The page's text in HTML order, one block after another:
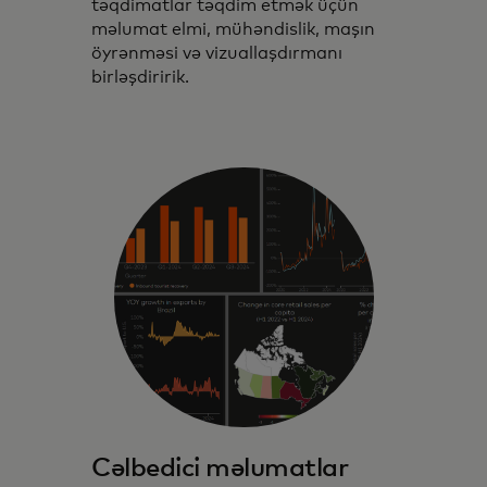
təqdimatlar təqdim etmək üçün
məlumat elmi, mühəndislik, maşın
öyrənməsi və vizuallaşdırmanı
birləşdiririk.
Cəlbedici məlumatlar